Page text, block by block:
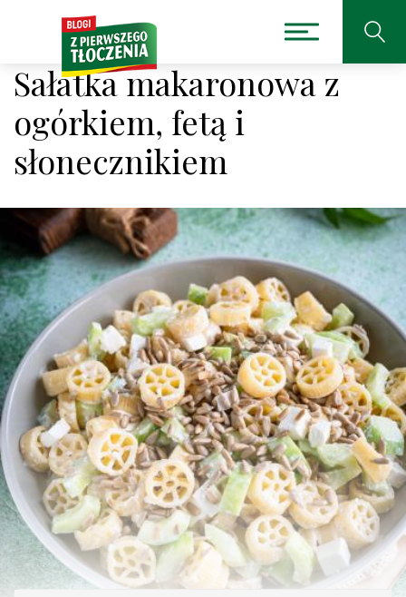
Sałatka makaronowa z
ogórkiem, fetą i
słonecznikiem